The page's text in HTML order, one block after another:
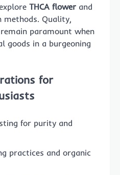
THCA flower and
methods. Quality,
paramount when
goods in a burgeoning
for
for purity and
practices and organic